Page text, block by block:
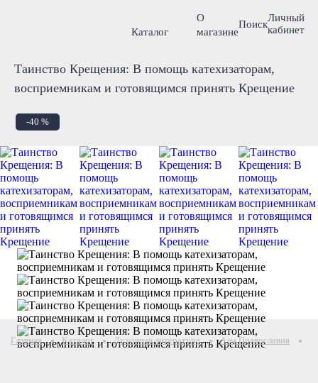
Каталог
О
магазине
Поиск
Личный
кабинет
Таинство Крещения: В помощь катехизаторам,
восприемникам и готовящимся принять Крещение
-40 %
Главная Каталог Духовная литература Азы Православия